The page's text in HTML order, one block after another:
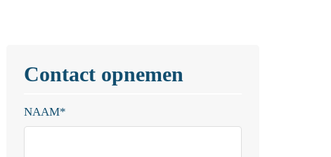
Contact opnemen
NAAM*